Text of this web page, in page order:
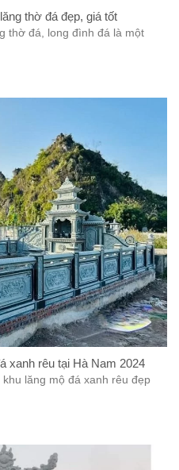
thờ đá đẹp, giá tốt
thờ đá, long đình đá là một
xanh rêu tại Hà Nam 2024
lăng mộ đá xanh rêu đẹp